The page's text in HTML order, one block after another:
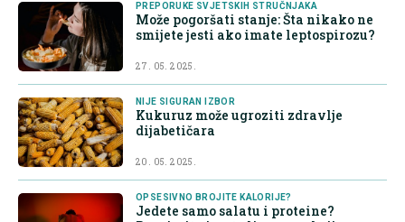
PREPORUKE SVJETSKIH STRUČNJAKA
Može pogoršati stanje: Šta nikako ne
smijete jesti ako imate leptospirozu?
27. 05. 2025.
NIJE SIGURAN IZBOR
Kukuruz može ugroziti zdravlje
dijabetičara
20. 05. 2025.
OPSESIVNO BROJITE KALORIJE?
Jedete samo salatu i proteine?